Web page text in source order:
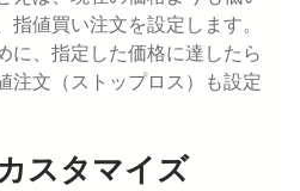
値買い注文を設定します。
に、指定した価格に達したら
注文（ストップロス）も設定
スタマイズ